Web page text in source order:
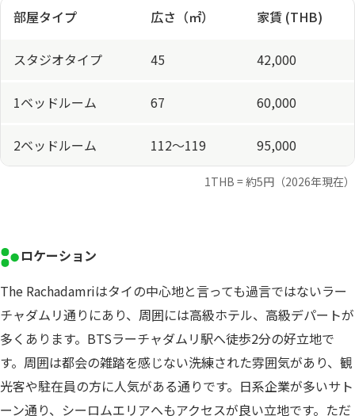
部屋タイプ 広さ（㎡） 家賃 (THB)
スタジオタイプ 45 42,000
1ベッドルーム 67 60,000
2ベッドルーム 112～119 95,000
1THB = 約5円（2026年現在）
ロケーション
The Rachadamriはタイの中心地と言っても過言ではないラー
チャダムリ通りにあり、周囲には高級ホテル、高級デパートが
多くあります。BTSラーチャダムリ駅へ徒歩2分の好立地で
す。周囲は都会の雑踏を感じない洗練された雰囲気があり、観
光客や駐在員の方に人気がある通りです。日系企業が多いサト
ーン通り、シーロムエリアへもアクセスが良い立地です。ただ